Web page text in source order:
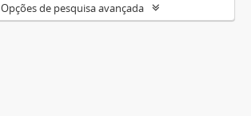
Opções de pesquisa avançada